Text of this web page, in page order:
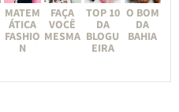
MATEM
ÁTICA
FASHIO
N
FAÇA
VOCÊ
MESMA
TOP 10
DA
BLOGU
EIRA
O BOM
DA
BAHIA